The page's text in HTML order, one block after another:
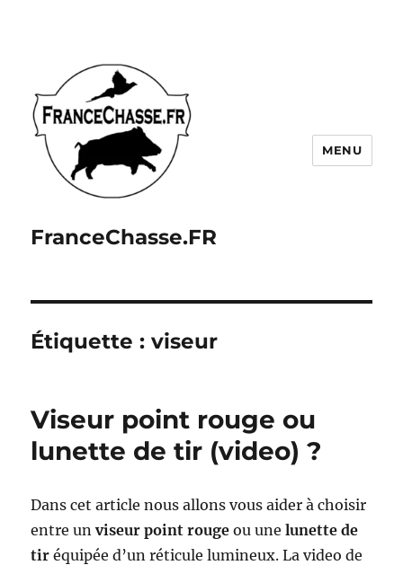
FranceChasse.FR
MENU
Étiquette :viseur
Viseur point rouge ou
lunette de tir (video) ?
Dans cet article nous allons vous aider à choisir
entre unviseur point rouge ou unelunette de
tir équipée d’un réticule lumineux. La video de